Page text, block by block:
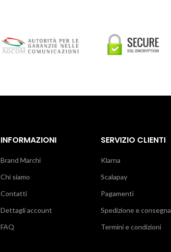
INFORMAZIONI
Brand Marchi
Chi siamo
Contatti
Dettagli account
FAQ
SERVIZIO CLIENTI
Klarna
Scalapay
Pagamenti
Spedizione e consegna
Termini e condizioni